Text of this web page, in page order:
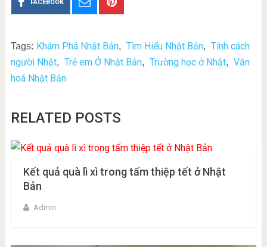
FACEBOOK
Tags: Khám Phá Nhật Bản, Tìm Hiểu Nhật Bản, Tính cách
người Nhật, Trẻ em Ở Nhật Bản, Trường học ở Nhật, Văn
hoá Nhật Bản
RELATED POSTS
Kết quả quà lì xì trong tấm thiệp tết ở Nhật
Bản
Admin